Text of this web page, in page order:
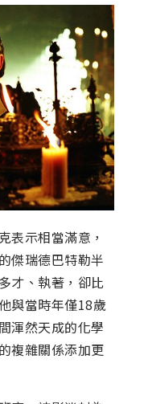
表示相當滿意，
傑瑞德巴特勒半
才、執著，卻比
與當時年僅18歲
渾然天成的化學
複雜關係添加更